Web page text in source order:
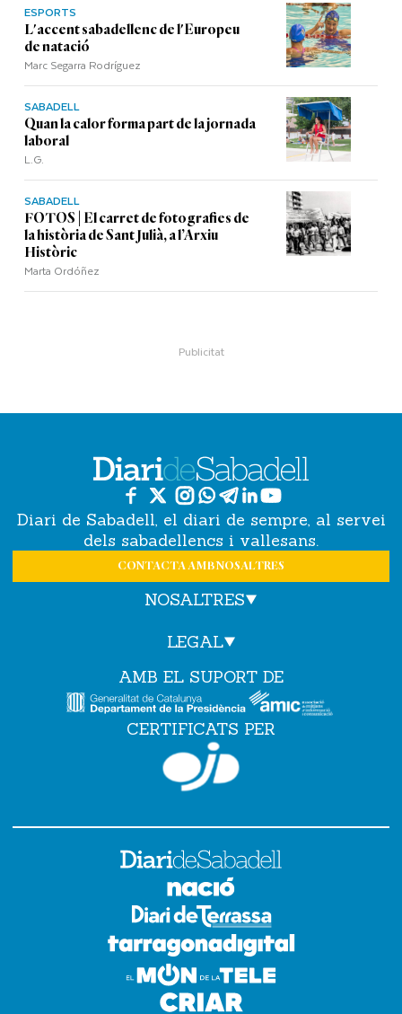
ESPORTS
L'accent sabadellenc de l'Europeu
de natació
Marc Segarra Rodríguez
SABADELL
Quan la calor forma part de la jornada
laboral
L.G.
SABADELL
FOTOS | El carret de fotografies de
la història de Sant Julià, a l’Arxiu
Històric
Marta Ordóñez
Diari de Sabadell, el diari de sempre, al servei
dels sabadellencs i vallesans.
CONTACTA AMB NOSALTRES
NOSALTRES
LEGAL
AMB EL SUPORT DE
CERTIFICATS PER